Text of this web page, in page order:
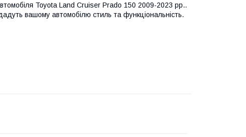
Toyota Land Cruiser Prado 150 2009-2023 рр..
вашому автомобілю стиль та функціональність.